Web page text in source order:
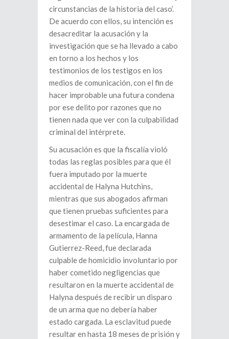
circunstancias de la historia del caso’.
De acuerdo con ellos, su intención es
desacreditar la acusación y la
investigación que se ha llevado a cabo
en torno a los hechos y los
testimonios de los testigos en los
medios de comunicación, con el fin de
hacer improbable una futura condena
por ese delito por razones que no
tienen nada que ver con la culpabilidad
criminal del intérprete.
Su acusación es que la fiscalía violó
todas las reglas posibles para que él
fuera imputado por la muerte
accidental de Halyna Hutchins,
mientras que sus abogados afirman
que tienen pruebas suficientes para
desestimar el caso. La encargada de
armamento de la película, Hanna
Gutierrez-Reed, fue declarada
culpable de homicidio involuntario por
haber cometido negligencias que
resultaron en la muerte accidental de
Halyna después de recibir un disparo
de un arma que no debería haber
estado cargada. La esclavitud puede
resultar en hasta 18 meses de prisión y